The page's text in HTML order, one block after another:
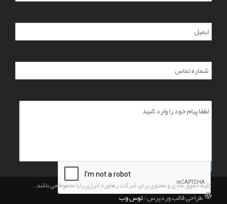
کلیه حقوق مادی و معنوی برای شرکت رهاورد انرژی رایا محفوظ می باشد.
طراحی قالب وردپرس :توس وب